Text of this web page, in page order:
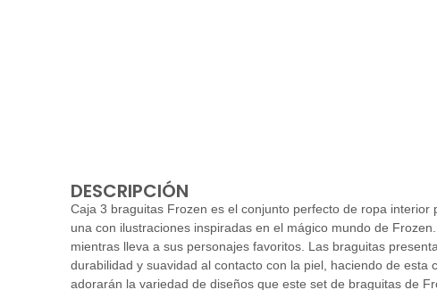
DESCRIPCIÓN
Caja 3 braguitas Frozen es el conjunto perfecto de ropa
una con ilustraciones inspiradas en el mágico mundo de
mientras lleva a sus personajes favoritos. Las braguitas
durabilidad y suavidad al contacto con la piel, haciendo de
adorarán la variedad de diseños que este set de braguitas de